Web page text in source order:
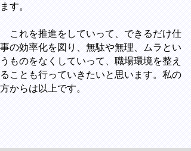
ます。
これを推進をしていって、できるだけ仕
事の効率化を図り、無駄や無理、ムラとい
うものをなくしていって、職場環境を整え
ることも行っていきたいと思います。私の
方からは以上です。